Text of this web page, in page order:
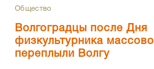
Общество
Волгоградцы после Дня
физкультурника массово
переплыли Волгу